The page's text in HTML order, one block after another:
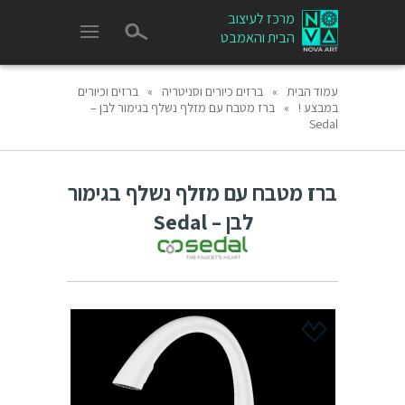
מרכז לעיצוב
הבית והאמבט
עמוד הבית » ברזים כיורים וסניטריה »
ברזים וכיורים
במבצע !
»
ברז מטבח עם מזלף נשלף בגימור לבן –
Sedal
ברז מטבח עם מזלף נשלף בגימור
לבן – Sedal